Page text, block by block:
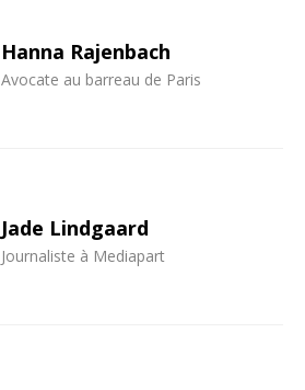
Hanna Rajenbach
Avocate au barreau de Paris
Jade Lindgaard
Journaliste à Mediapart